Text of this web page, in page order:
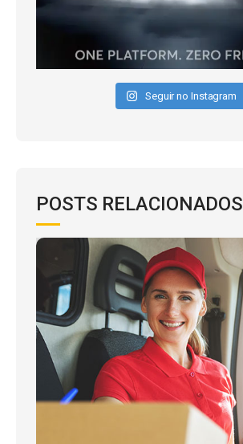
Seguir no Instagram
POSTS RELACIONADOS